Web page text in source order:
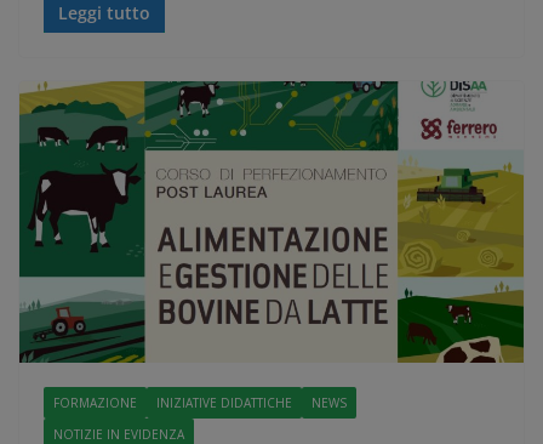
Leggi tutto
FORMAZIONE INIZIATIVE DIDATTICHE
NEWS
NOTIZIE IN EVIDENZA